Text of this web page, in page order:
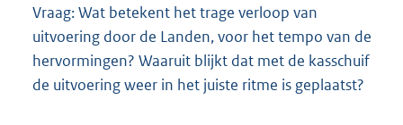
Vraag: Wat betekent het trage verloop van
uitvoering door de Landen, voor het tempo van de
hervormingen? Waaruit blijkt dat met de kasschuif
de uitvoering weer in het juiste ritme is geplaatst?